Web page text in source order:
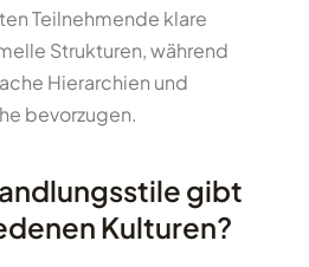
Teilnehmende klare
Strukturen, während
Hierarchien und
bevorzugen.
gibt
Kulturen?